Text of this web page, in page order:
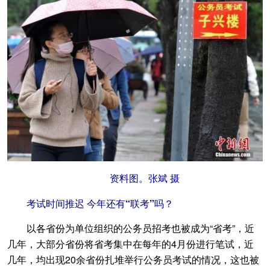
资料图。张斌 摄
考试时间推迟 今年还有“联考”吗？
以各省份为单位组织的公务员招考也被成为“省考”，近
几年，大部分省份将省考集中在每年的4月份进行笔试，近
几年，均出现20余省份扎堆举行公务员考试的情况，这也被